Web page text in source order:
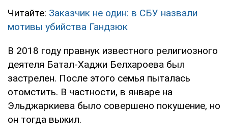
Читайте: Заказчик не один: в СБУ назвали
мотивы убийства Гандзюк
В 2018 году правнук известного религиозного
деятеля Батал-Хаджи Белхароева был
застрелен. После этого семья пыталась
отомстить. В частности, в январе на
Эльджаркиева было совершено покушение, но
он тогда выжил.